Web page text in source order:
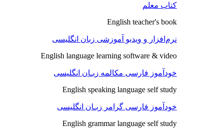
کتاب معلم
English teacher's book
نرم‌افزار و ویدیو آموزشی زبان انگلیسی
English language learning software & video
خودآموز فارسی مکالمه زبـان انگلیسی
English speaking language self study
خودآموز فارسی گرامر زبـان انگلیسی
English grammar language self study